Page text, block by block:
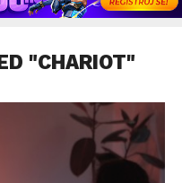
"CHARIOT"